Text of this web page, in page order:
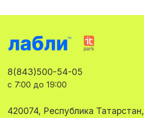
8(843)500-54-05
с 7:00 до 19:00
420074, Республика Татарстан,